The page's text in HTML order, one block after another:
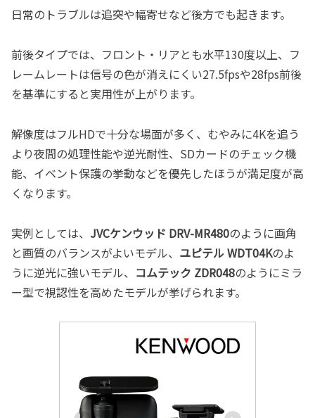
日常のトラブルは追突や幅寄せなど後方でも起きます。
前後タイプでは、フロント・リアとも水平130度以上、フ
レームレートは信号の色が消えにくい27.5fpsや28fps前後
を基準にすると実用性が上がります。
解像度はフルHDで十分な場面が多く、むやみに4Kを追う
より夜間の処理性能や逆光耐性、SDカードのチェック機
能、イベント保護の挙動などを優先したほうが満足度が高
くなります。
実例としては、 JVCケンウッド DRV-MR480のように画角
と画質のバランスがよいモデル、 ユピテル WDT04Kのよ
うに逆光に強いモデル、 コムテック ZDR048のようにミラ
ー型で視認性を高めたモデルが挙げられます。